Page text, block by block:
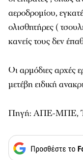
αεροδρομίου,
ολισθητήρες (
κανείς τους δεν
Οι αρμόδιες αρχές
μετέβη ειδική
Πηγή: ΑΠΕ-ΜΠΕ,